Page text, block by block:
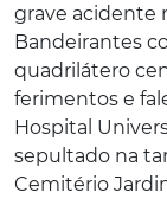
grave acidente
Bandeirantes
quadrilátero
ferimentos e
Hospital
sepultado na
Cemitério